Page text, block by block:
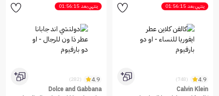
ينتهي بعد 01:56:15
4.9
(748)
Calvin Klein
ينتهي بعد 01:56:15
4.9
(282)
Dolce and Gabbana